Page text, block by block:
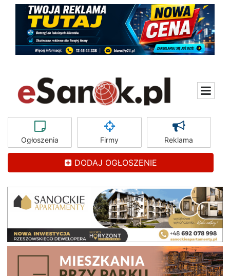
Ogłoszenia Firmy Reklama
DODAJ OGŁOSZENIE